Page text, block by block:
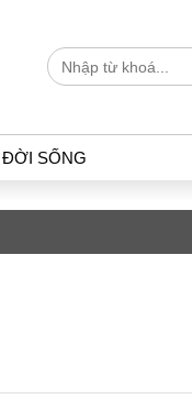
ĐỜI SỐNG
Giao thông – Đô thị